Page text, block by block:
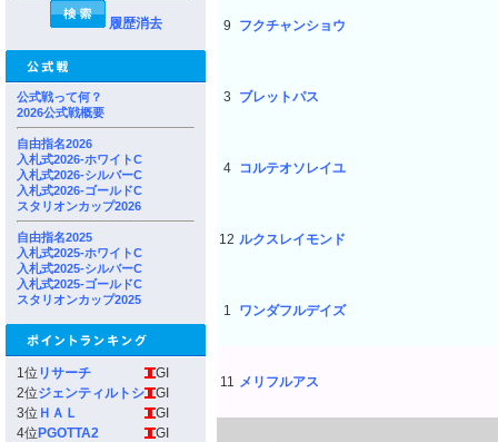
履歴消去
公式戦って何？
2026公式戦概要
自由指名2026
入札式2026-ホワイトC
入札式2026-シルバーC
入札式2026-ゴールドC
スタリオンカップ2026
自由指名2025
入札式2025-ホワイトC
入札式2025-シルバーC
入札式2025-ゴールドC
スタリオンカップ2025
1位 リサーチ
GI
2位ジェンティルトシ
GI
3位 ＨＡＬ
GI
4位 PGOTTA2
GI
9 フクチャンショウ
3 ブレットパス
4 コルテオソレイユ
12 ルクスレイモンド
1 ワンダフルデイズ
11 メリフルアス